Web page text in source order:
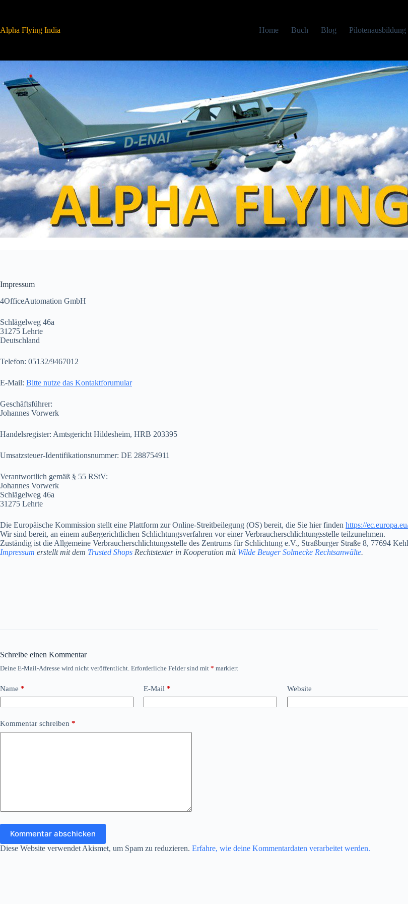
Alpha Flying India
Home Buch Blog Pilotenausbildung
Impressum
4OfficeAutomation GmbH
Schlägelweg 46a
31275 Lehrte
Deutschland
Telefon: 05132/9467012
E-Mail: Bitte nutze das Kontaktforumular
Geschäftsführer:
Johannes Vorwerk
Handelsregister: Amtsgericht Hildesheim, HRB 203395
Umsatzsteuer-Identifikationsnummer: DE 288754911
Verantwortlich gemäß § 55 RStV:
Johannes Vorwerk
Schlägelweg 46a
31275 Lehrte
Die Europäische Kommission stellt eine Plattform zur Online-Streitbeilegung (OS) bereit, die Sie hier finden https://
Wir sind bereit, an einem außergerichtlichen Schlichtungsverfahren vor einer Verbraucherschlichtungsstelle teilzunehmen.
Zuständig ist die Allgemeine Verbraucherschlichtungsstelle des Zentrums für Schlichtung e.V., Straßburger Straße 8, 77694
Impressum erstellt mit dem Trusted Shops Rechtstexter in Kooperation mit Wilde Beuger Solmecke Rechtsanwälte.
Schreibe einen Kommentar
Deine E-Mail-Adresse wird nicht veröffentlicht. Erforderliche Felder sind mit * markiert
Name * E-Mail * Website
Kommentar schreiben *
Kommentar abschicken
Diese Website verwendet Akismet, um Spam zu reduzieren. Erfahre, wie deine Kommentardaten verarbeitet werden.